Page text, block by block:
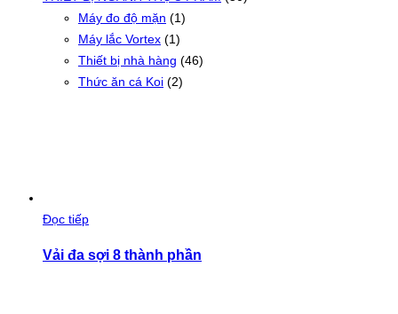
Máy đo độ mặn (1)
Máy lắc Vortex (1)
Thiết bị nhà hàng (46)
Thức ăn cá Koi (2)
Đọc tiếp
Vải đa sợi 8 thành phần